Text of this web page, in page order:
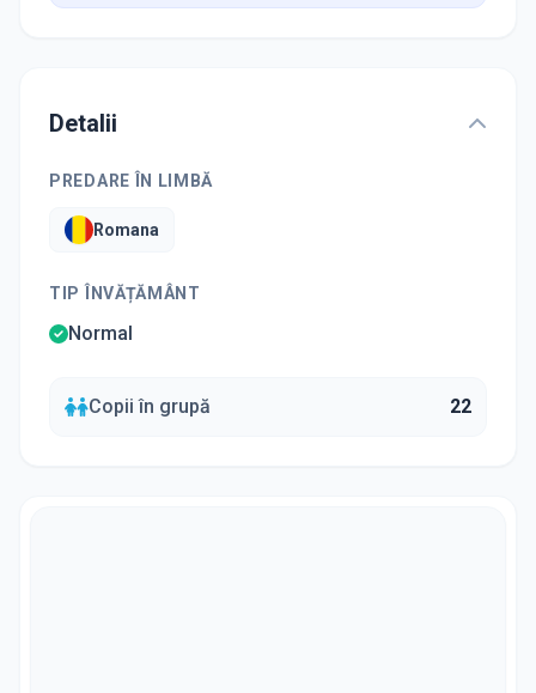
Detalii
PREDARE ÎN LIMBĂ
Romana
TIP ÎNVĂȚĂMÂNT
Normal
Copii în grupă 22